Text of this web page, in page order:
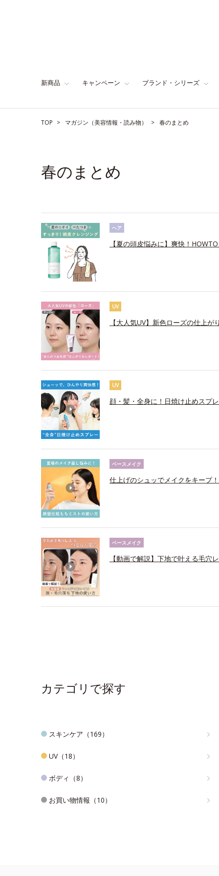
新商品 キャンペーン ブランド・シリーズ
TOP マガジン（美容情報・読み物） 春のまとめ
春のまとめ
ヘア
【夏の頭皮悩みに】爽快！
UV
【大人気UV】新色ローズの仕上が
UV
顔・髪・全身に！日焼け止めスプ
ベースメイク
仕上げのシュッでメイクをキープ
ベースメイク
【動画で解説】下地で叶える毛穴
カテゴリで探す
スキンケア（169）
UV（18）
ボディ（8）
お買い物情報（10）